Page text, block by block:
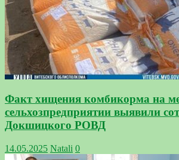
Факт хищения комбикорма на
сельхозпредприятии выявили
Докшицкого РОВД
14.05.2025 Natali 0